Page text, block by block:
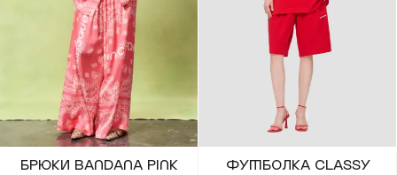
БРЮКИ BANDANA PINK
ФУТБОЛКА CLASSY